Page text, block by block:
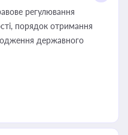
регулювання
порядок отримання
державного